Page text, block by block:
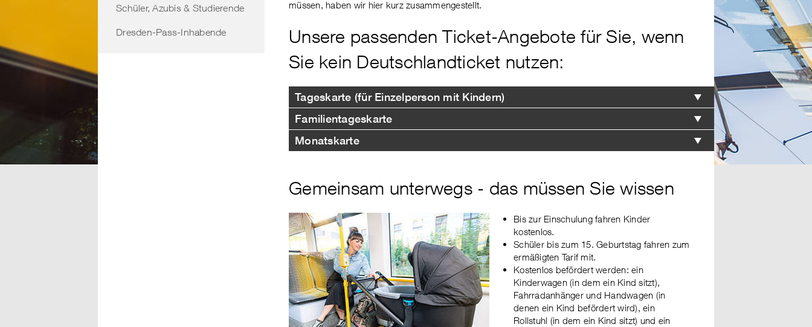
Schüler, Azubis & Studierende
Dresden-Pass-Inhabende
müssen, haben wir hier kurz zusammengestellt.
Unsere passenden Ticket-Angebote für Sie, wenn
Sie kein Deutschlandticket nutzen:
Tageskarte (für Einzelperson mit Kindern)
Familientageskarte
Monatskarte
Gemeinsam unterwegs - das müssen Sie wissen
Bis zur Einschulung fahren Kinder
kostenlos.
Schüler bis zum 15. Geburtstag fahren zum
ermäßigten Tarif mit.
Kostenlos befördert werden: ein
Kinderwagen (in dem ein Kind sitzt),
Fahrradanhänger und Handwagen (in
denen ein Kind befördert wird), ein
Rollstuhl (in dem ein Kind sitzt) und ein